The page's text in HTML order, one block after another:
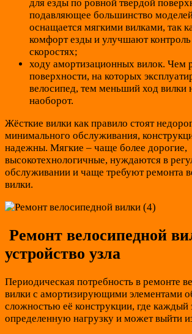
для езды по ровной твердой
подавляющее большинство
оснащается мягкими вилками, так
комфорт езды и улучшают
скоростях;
ходу амортизационных вилок. Чем
поверхности, на которых
велосипед, тем меньший ход вилки
наоборот.
Жёсткие вилки как правило стоят
минимального обслуживания,
надежны. Мягкие – чаще более дорогие,
высокотехнологичные, нуждаются в
обслуживании и чаще требуют ремонта
вилки.
Ремонт велосипедной
устройство узла
Периодическая потребность в ремонте
вилки с амортизирующими элементами
сложностью её конструкции, где каждый
определенную нагрузку и может выйти